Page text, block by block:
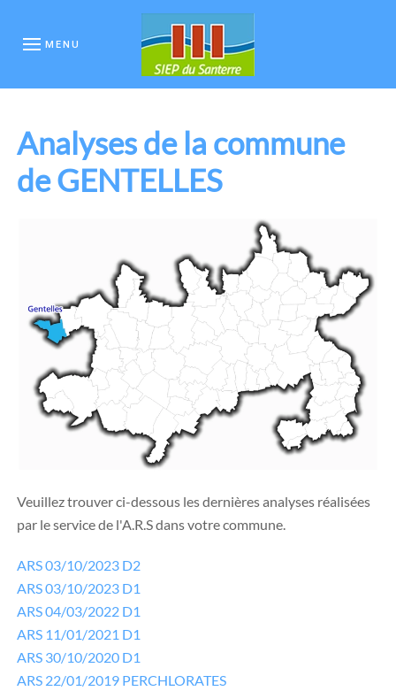
MENU
Analyses de la commune
de GENTELLES
Veuillez trouver ci-dessous les dernières analyses réalisées
par le service de l'A.R.S dans votre commune.
ARS 03/10/2023 D2
ARS 03/10/2023 D1
ARS 04/03/2022 D1
ARS 11/01/2021 D1
ARS 30/10/2020 D1
ARS 22/01/2019 PERCHLORATES